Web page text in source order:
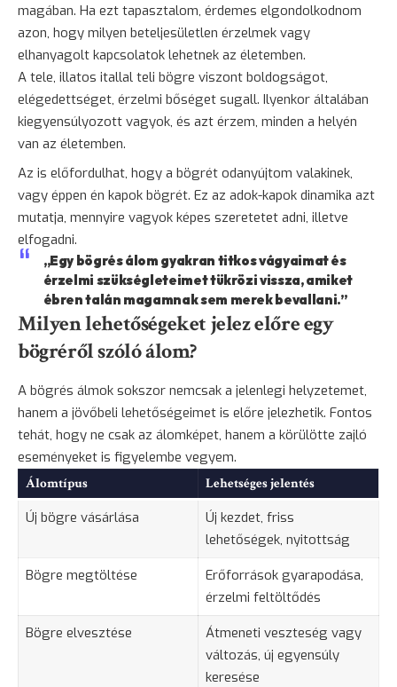
magában. Ha ezt tapasztalom, érdemes elgondolkodnom
azon, hogy milyen beteljesületlen érzelmek vagy
elhanyagolt kapcsolatok lehetnek az életemben.
A tele, illatos itallal teli bögre viszont boldogságot,
elégedettséget, érzelmi bőséget sugall. Ilyenkor általában
kiegyensúlyozott vagyok, és azt érzem, minden a helyén
van az életemben.
Az is előfordulhat, hogy a bögrét odanyújtom valakinek,
vagy éppen én kapok bögrét. Ez az adok-kapok dinamika azt
mutatja, mennyire vagyok képes szeretetet adni, illetve
elfogadni.
„Egy bögrés álom gyakran titkos vágyaimat és
érzelmi szükségleteimet tükrözi vissza, amiket
ébren talán magamnak sem merek bevallani.”
Milyen lehetőségeket jelez előre egy
bögréről szóló álom?
A bögrés álmok sokszor nemcsak a jelenlegi helyzetemet,
hanem a jövőbeli lehetőségeimet is előre jelezhetik. Fontos
tehát, hogy ne csak az álomképet, hanem a körülötte zajló
eseményeket is figyelembe vegyem.
Álomtípus Lehetséges jelentés
Új bögre vásárlása
Új kezdet, friss
lehetőségek, nyitottság
Bögre megtöltése
Erőforrások gyarapodása,
érzelmi feltöltődés
Bögre elvesztése
Átmeneti veszteség vagy
változás, új egyensúly
keresése